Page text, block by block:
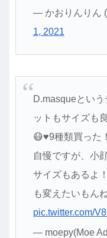
— かおりんりん
1, 2021
D.masqueとい
ットもサイズも
😷♥9種類買った！
自慢ですが、小
サイズもあるよ
も変えたいもんね
pic.twitter.com/
— moepy(Moe